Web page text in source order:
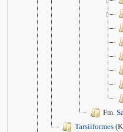
Fm.
Tarsiiformes